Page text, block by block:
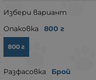
Избери вариант
Опаковка
800 г
800 г
Разфасовка Брой